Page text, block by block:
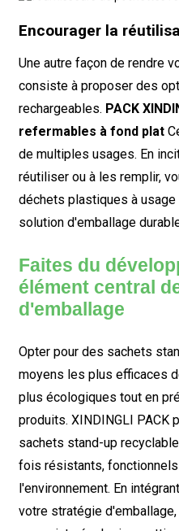
Encourager la
Une autre façon de rendre
consiste à proposer des
rechargeables. PACK
refermables à fond plat
de multiples usages. En
réutiliser ou à les remplir,
déchets plastiques à
solution d'emballage
Faites du
élément central
d'emballage
Opter pour des sachets
moyens les plus efficaces
plus écologiques tout en
produits. XINDINGLI PACK
sachets stand-up
fois résistants,
l'environnement. En
votre stratégie